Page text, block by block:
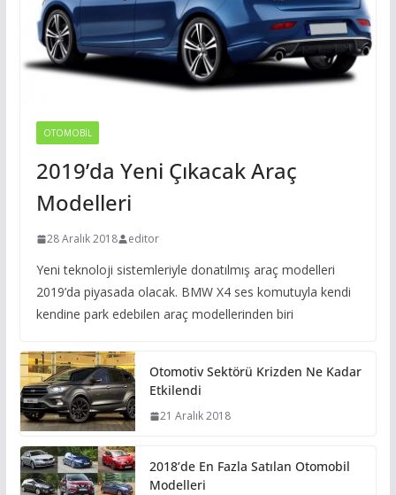
OTOMOBIL
2019’da Yeni Çıkacak Araç
Modelleri
28 Aralık 2018 editor
Yeni teknoloji sistemleriyle donatılmış araç modelleri
2019’da piyasada olacak. BMW X4 ses komutuyla kendi
kendine park edebilen araç modellerinden biri
Otomotiv Sektörü Krizden Ne Kadar
Etkilendi
21 Aralık 2018
2018’de En Fazla Satılan Otomobil
Modelleri